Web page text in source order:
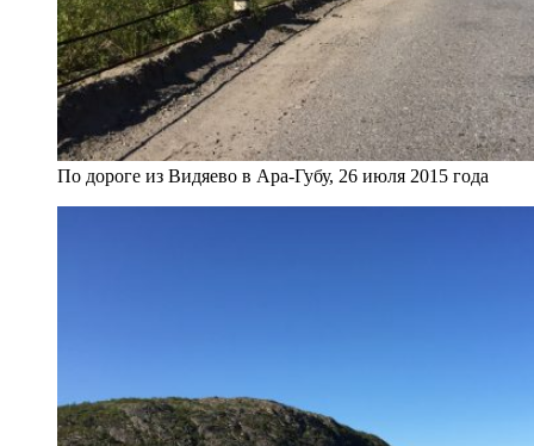
По дороге из Видяево в Ара-Губу, 26 июля 2015 года